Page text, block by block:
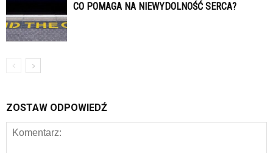
CO POMAGA NA NIEWYDOLNOŚĆ SERCA?
ZOSTAW ODPOWIEDŹ